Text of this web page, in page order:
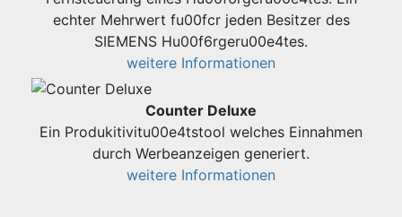
echter Mehrwert fu00fcr jeden Besitzer des
SIEMENS Hu00f6rgeru00e4tes.
weitere Informationen
Counter Deluxe
Ein Produkitivitu00e4tstool welches Einnahmen
durch Werbeanzeigen generiert.
weitere Informationen